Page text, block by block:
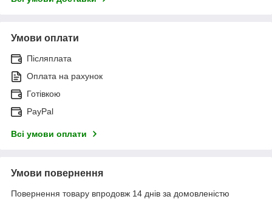
Умови оплати
Післяплата
Оплата на рахунок
Готівкою
PayPal
Всі умови оплати
Умови повернення
Повернення товару впродовж 14 днів за домовленістю